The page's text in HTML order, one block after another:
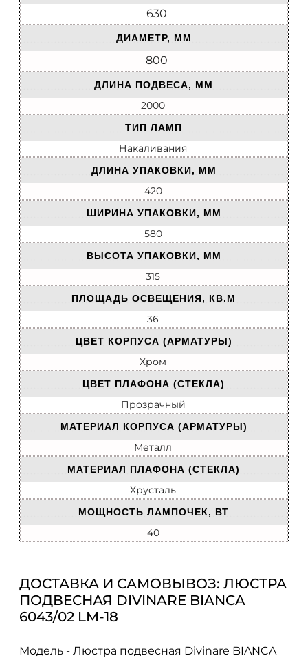
630
ДИАМЕТР, ММ
800
ДЛИНА ПОДВЕСА, ММ
2000
ТИП ЛАМП
Накаливания
ДЛИНА УПАКОВКИ, ММ
420
ШИРИНА УПАКОВКИ, ММ
580
ВЫСОТА УПАКОВКИ, ММ
315
ПЛОЩАДЬ ОСВЕЩЕНИЯ, КВ.М
36
ЦВЕТ КОРПУСА (АРМАТУРЫ)
Хром
ЦВЕТ ПЛАФОНА (СТЕКЛА)
Прозрачный
МАТЕРИАЛ КОРПУСА (АРМАТУРЫ)
Металл
МАТЕРИАЛ ПЛАФОНА (СТЕКЛА)
Хрусталь
МОЩНОСТЬ ЛАМПОЧЕК, ВТ
40
ДОСТАВКА И САМОВЫВОЗ: ЛЮСТРА
ПОДВЕСНАЯ DIVINARE BIANCA
6043/02 LM-18
Модель - Люстра подвесная Divinare BIANCA